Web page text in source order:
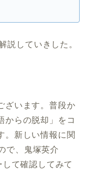
説していきした。
ざいます。普段か
からの脱却」をコ
。新しい情報に関
で、鬼塚英介
して確認してみて